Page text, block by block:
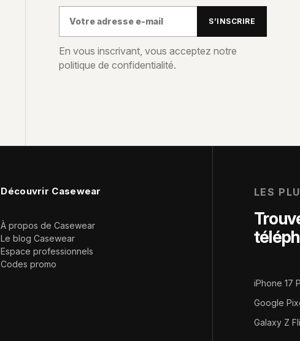
e-
mail
S’INSCRIRE
En vous inscrivant, vous acceptez notre
politique de confidentialité.
Découvrir Casewear
À propos de Casewear
Le blog Casewear
Espace professionnels
Codes promo
LES
iPhone 17
Google
Galaxy Z